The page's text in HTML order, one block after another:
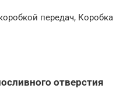
передач, Коробка
отверстия